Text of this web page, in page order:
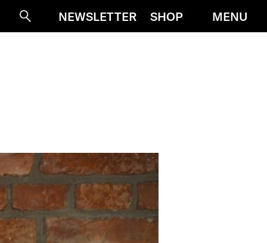
SucheNEWSLETTER SHOP MENU